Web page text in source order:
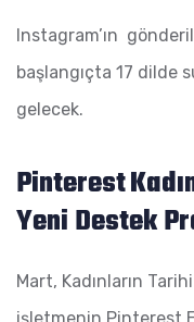
Instagram’ın
başlangıçta 17 dilde
gelecek.
Pinterest
Yeni Destek
Mart, Kadınların